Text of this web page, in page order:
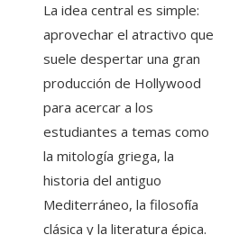
La idea central es simple:
aprovechar el atractivo que
suele despertar una gran
producción de Hollywood
para acercar a los
estudiantes a temas como
la mitología griega, la
historia del antiguo
Mediterráneo, la filosofía
clásica y la literatura épica.